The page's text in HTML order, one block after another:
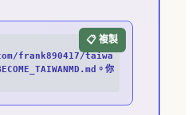
frank890417/taiwa
。你
📋 複製